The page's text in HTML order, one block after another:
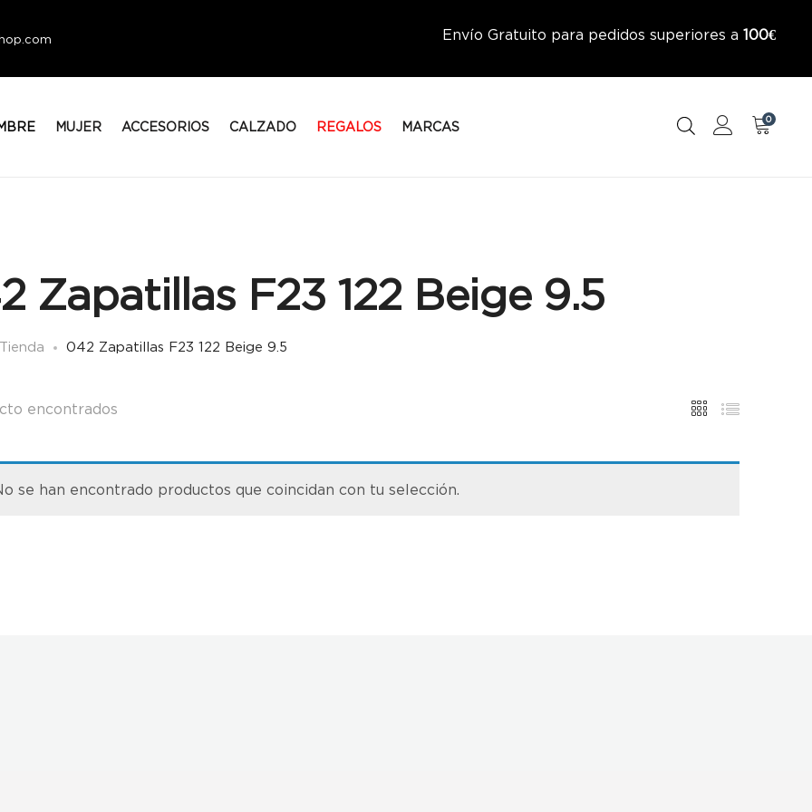
Envío Gratuito para pedidos superiores a 100€
MUJER ACCESORIOS CALZADO REGALOS MARCAS
0
Zapatillas F23 122 Beige 9.5
Tienda 042 Zapatillas F23 122 Beige 9.5
encontrados
se han encontrado productos que coincidan con tu selección.